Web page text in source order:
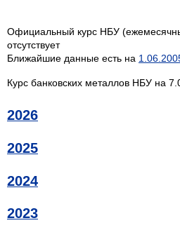
Официальный курс НБУ
отсутствует
Ближайшие данные есть на
Курс банковских металлов НБУ на
2026
2025
2024
2023